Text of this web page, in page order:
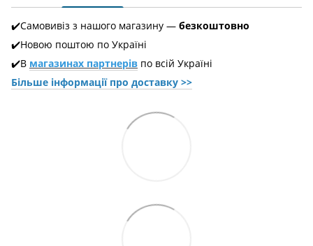
✔️Самовивіз з нашого магазину — безкоштовно
✔️Новою поштою по Україні
✔️В магазинах партнерів по всій Україні
Більше інформації про доставкy >>